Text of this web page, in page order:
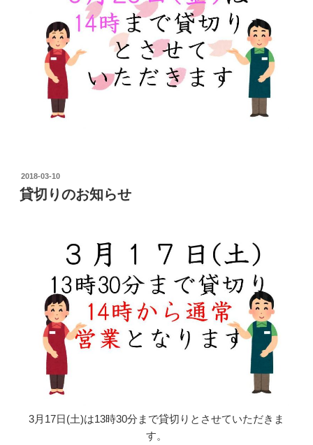
投
稿
日:
2018-03-10
貸切りのお知らせ
3月17日(土)は13時30分まで貸切りとさせていただきま
す。